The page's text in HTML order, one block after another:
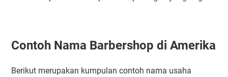
Contoh Nama Barbershop di Amerika
Berikut merupakan kumpulan contoh nama usaha